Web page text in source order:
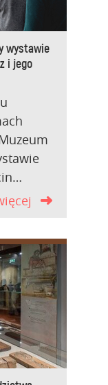
wystawie
i jego